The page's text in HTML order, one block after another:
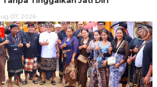
07, 2026